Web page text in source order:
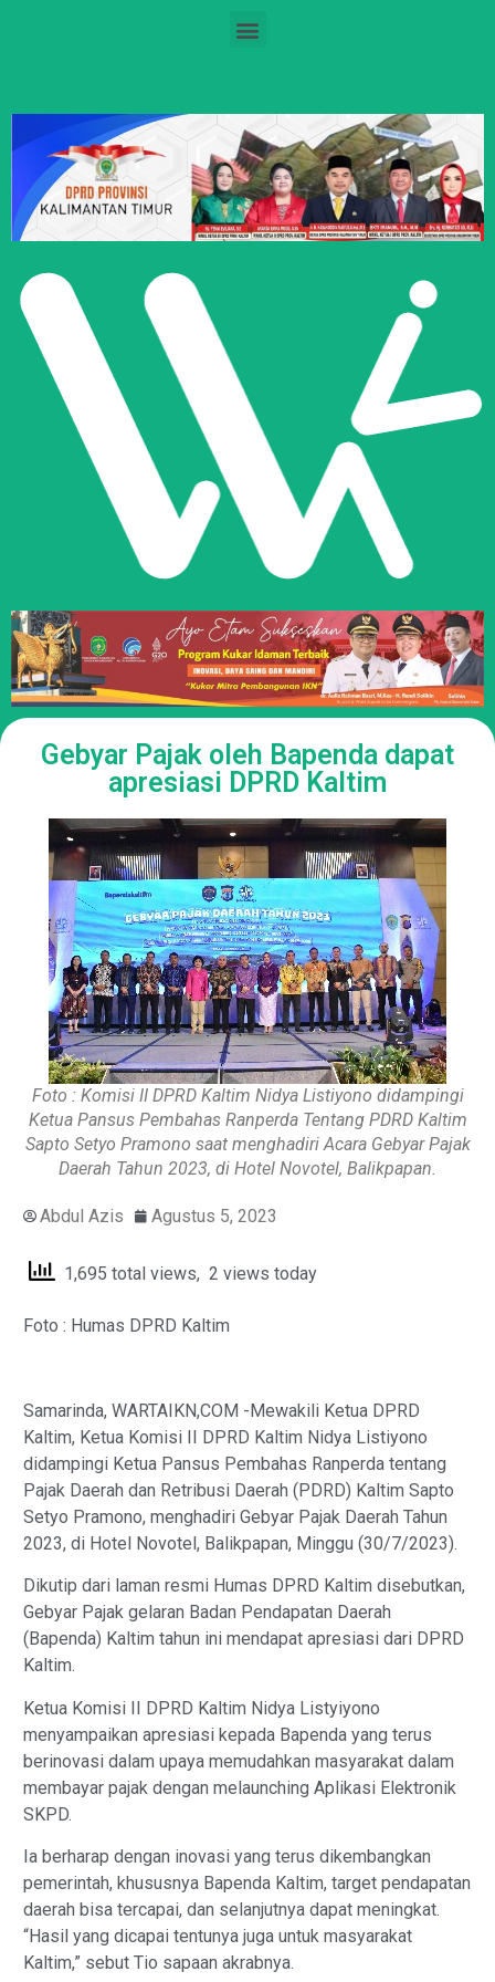
Gebyar Pajak oleh Bapenda dapat
apresiasi DPRD Kaltim
Foto : Komisi II DPRD Kaltim Nidya Listiyono didampingi
Ketua Pansus Pembahas Ranperda Tentang PDRD Kaltim
Sapto Setyo Pramono saat menghadiri Acara Gebyar Pajak
Daerah Tahun 2023, di Hotel Novotel, Balikpapan.
Abdul Azis Agustus 5, 2023
1,695 total views, 2 views today
Foto : Humas DPRD Kaltim
Samarinda, WARTAIKN,COM -Mewakili Ketua DPRD
Kaltim, Ketua Komisi II DPRD Kaltim Nidya Listiyono
didampingi Ketua Pansus Pembahas Ranperda tentang
Pajak Daerah dan Retribusi Daerah (PDRD) Kaltim Sapto
Setyo Pramono, menghadiri Gebyar Pajak Daerah Tahun
2023, di Hotel Novotel, Balikpapan, Minggu (30/7/2023).
Dikutip dari laman resmi Humas DPRD Kaltim disebutkan,
Gebyar Pajak gelaran Badan Pendapatan Daerah
(Bapenda) Kaltim tahun ini mendapat apresiasi dari DPRD
Kaltim.
Ketua Komisi II DPRD Kaltim Nidya Listyiyono
menyampaikan apresiasi kepada Bapenda yang terus
berinovasi dalam upaya memudahkan masyarakat dalam
membayar pajak dengan melaunching Aplikasi Elektronik
SKPD.
Ia berharap dengan inovasi yang terus dikembangkan
pemerintah, khususnya Bapenda Kaltim, target pendapatan
daerah bisa tercapai, dan selanjutnya dapat meningkat.
“Hasil yang dicapai tentunya juga untuk masyarakat
Kaltim,” sebut Tio sapaan akrabnya.